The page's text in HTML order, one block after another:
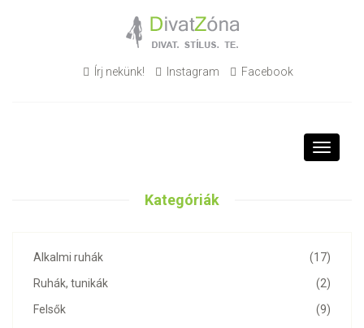
Írj nekünk! Instagram Facebook
Toggle
Kategóriák
(17)
Alkalmi ruhák
(2)
Ruhák, tunikák
(9)
Felsők